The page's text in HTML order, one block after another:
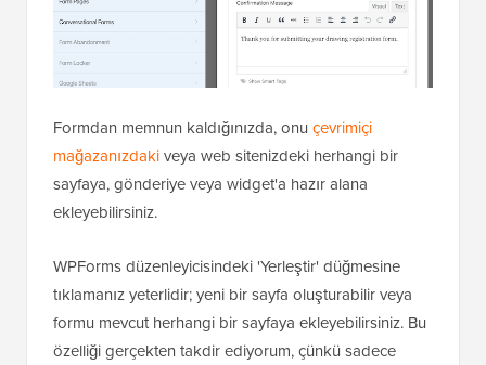
Formdan memnun kaldığınızda, onu çevrimiçi
mağazanızdakiveya web sitenizdeki herhangi bir
sayfaya, gönderiye veya widget'a hazır alana
ekleyebilirsiniz.
WPForms düzenleyicisindeki 'Yerleştir' düğmesine
tıklamanız yeterlidir; yeni bir sayfa oluşturabilir veya
formu mevcut herhangi bir sayfaya ekleyebilirsiniz. Bu
özelliği gerçekten takdir ediyorum, çünkü sadece